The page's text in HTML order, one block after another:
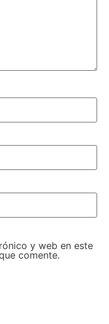
y web en este
comente.